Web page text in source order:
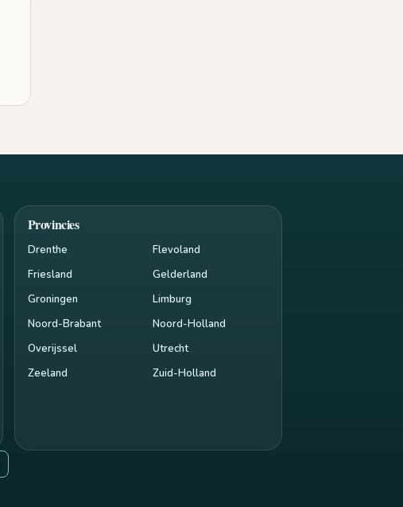
Provincies
Drenthe
Flevoland
Friesland
Gelderland
Groningen
Limburg
Noord-Brabant
Noord-Holland
Overijssel
Utrecht
Zeeland
Zuid-Holland